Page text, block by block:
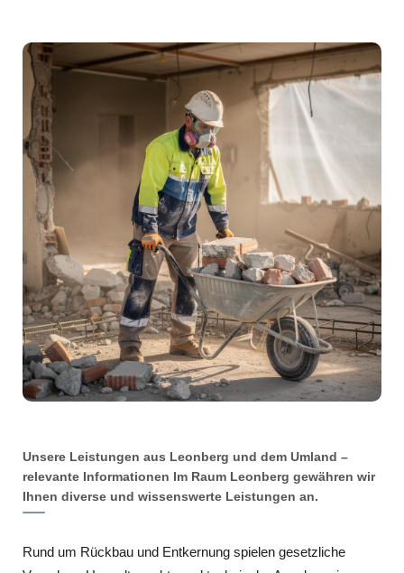
Unsere Leistungen aus Leonberg und dem Umland –
relevante Informationen Im Raum Leonberg gewähren wir
Ihnen diverse und wissenswerte Leistungen an.
Rund um Rückbau und Entkernung spielen gesetzliche